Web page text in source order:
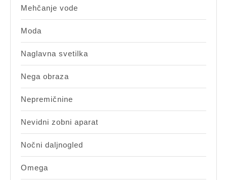
Mehčanje vode
Moda
Naglavna svetilka
Nega obraza
Nepremičnine
Nevidni zobni aparat
Nočni daljnogled
Omega